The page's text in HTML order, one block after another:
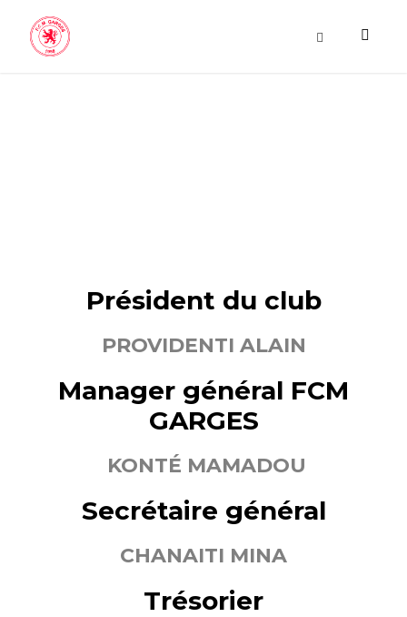
Président du club
PROVIDENTI ALAIN
Manager général FCM
GARGES
KONTÉ MAMADOU
Secrétaire général
CHANAITI MINA
Trésorier